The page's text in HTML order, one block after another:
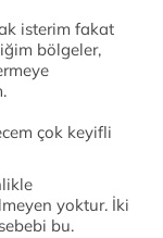
isterim fakat
bölgeler,
çok keyifli
yoktur. İki
bu.